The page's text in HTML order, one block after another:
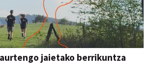
jaietako berrikuntza